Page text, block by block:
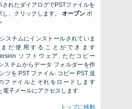
されたダイアログでPSTファイルを
し、クリックします。 オープン ボ
システムにインストールされていま
だ使用することができます
ソフトウェア. ただコピー
ステムからデータ フォルダーを作
ツを PST ファイル. コピー PST送
ファイルとそれをロードします
電子メールにアクセスします.
トップに移動